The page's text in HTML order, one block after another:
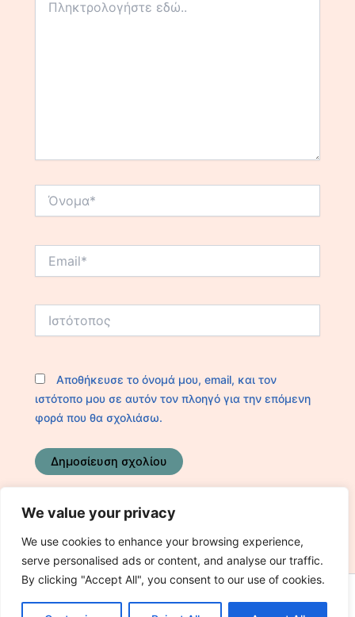
We value your privacy
We use cookies to enhance your browsing experience,
serve personalised ads or content, and analyse our traffic.
By clicking "Accept All", you consent to our use of cookies.
εδώ..
Ιστότοπος
Αποθήκευσε το όνομά μου, email, και τον
ιστότοπο μου σε αυτόν τον πλοηγό για την επόμενη
φορά που θα σχολιάσω.